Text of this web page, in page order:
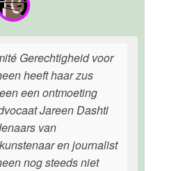
Gerechtigheid voor
heeft haar zus
een ontmoeting
Jareen Dashti
van
en journalist
nog steeds niet